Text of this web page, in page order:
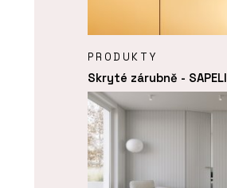
PRODUKTY
Skryté zárubně - SAPELI